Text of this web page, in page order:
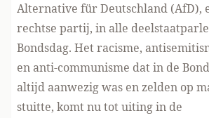
Alternative für Deutschland (AfD),
rechtse partij, in alle
Bondsdag. Het racisme,
en anti-communisme dat in de
altijd aanwezig was en zelden op
stuitte, komt nu tot uiting in de